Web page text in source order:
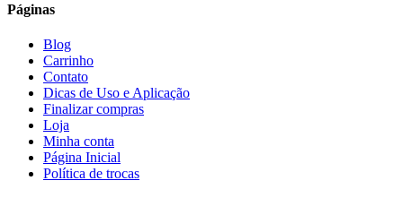
Páginas
Blog
Carrinho
Contato
Dicas de Uso e Aplicação
Finalizar compras
Loja
Minha conta
Página Inicial
Política de trocas